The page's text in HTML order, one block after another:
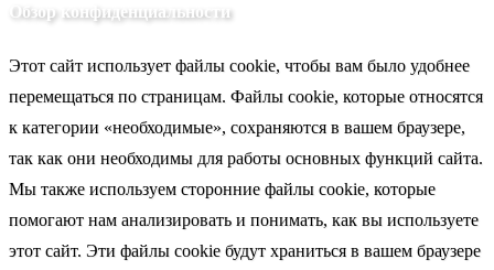
Обзор конфиденциальности
Этот сайт использует файлы cookie, чтобы вам было удобнее
перемещаться по страницам. Файлы cookie, которые относятся
к категории «необходимые», сохраняются в вашем браузере,
так как они необходимы для работы основных функций сайта.
Мы также используем сторонние файлы cookie, которые
помогают нам анализировать и понимать, как вы используете
этот сайт. Эти файлы cookie будут храниться в вашем браузере